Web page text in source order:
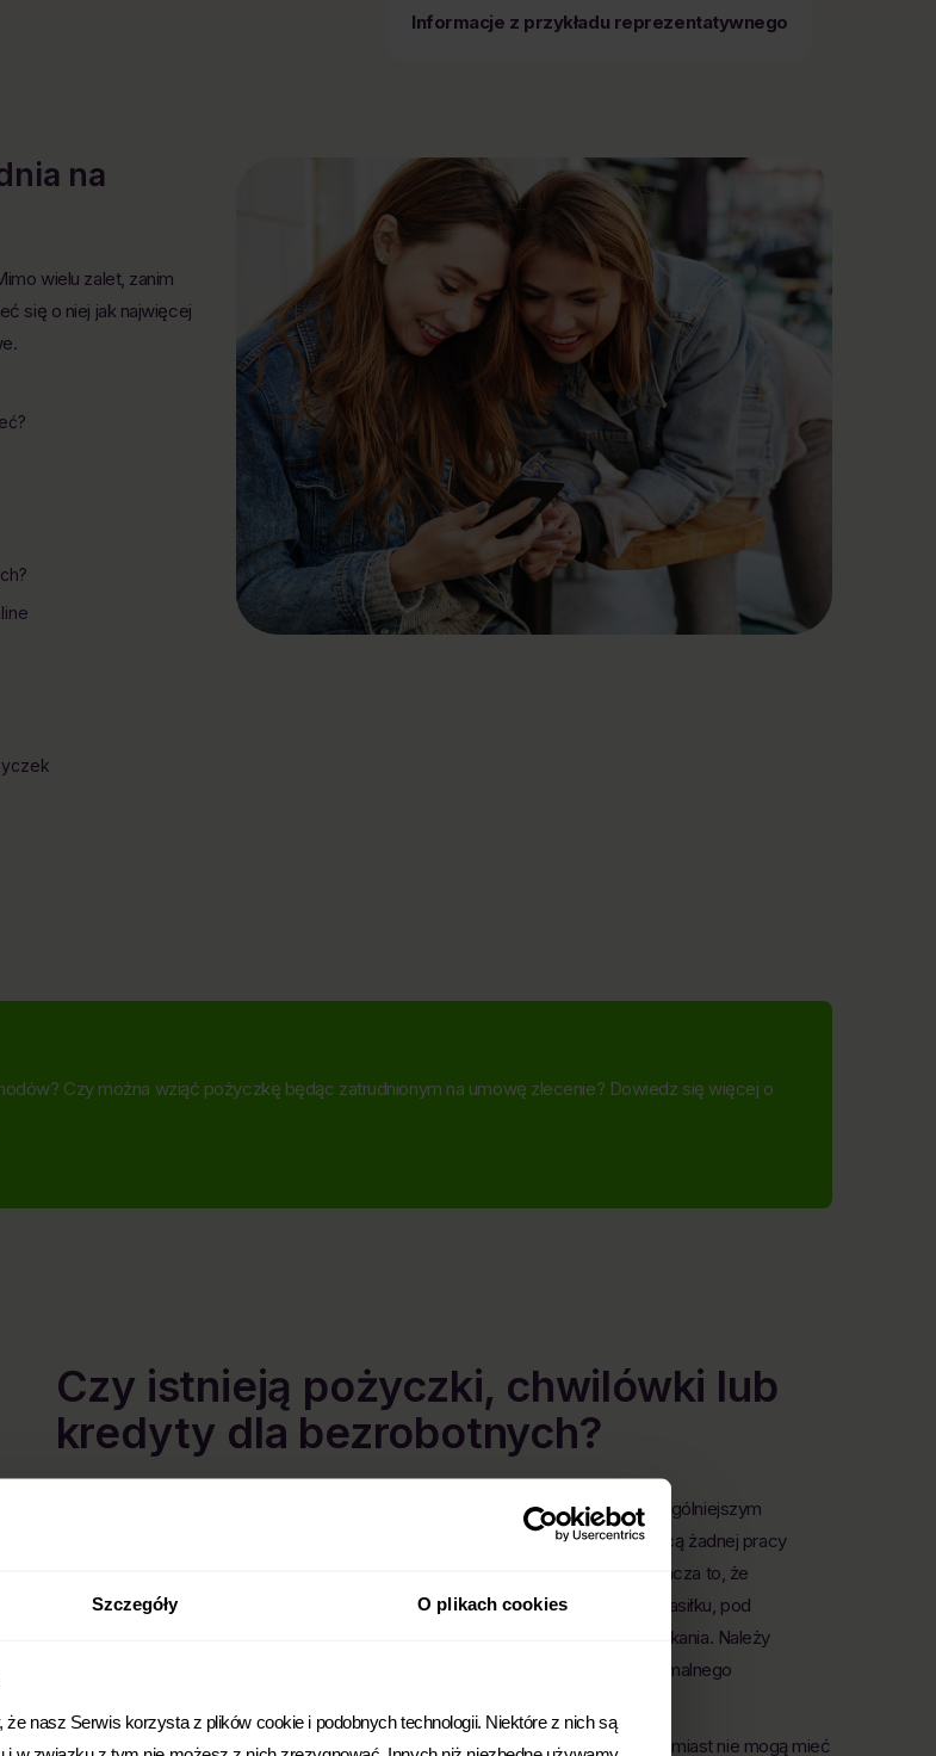
Szczegóły O plikach cookies
nasz Serwis korzysta z plików cookie i podobnych technologii. Niektóre z nich są
Informacje z przykładu reprezentatywnego
na
wielu zalet, zanim
się o niej jak najwięcej
Czy można wziąć pożyczkę będąc zatrudnionym na umowę zlecenie? Dowiedz się więcej o
Czy istnieją pożyczki, chwilówki lub
kredyty dla bezrobotnych?
Pojęcie bezrobocia nie zawsze jest tożsame z pojęciem braku dochodu. W najogólniejszym
rozumieniu osobę bezrobotną definiujemy jako niezatrudnioną oraz niewykonującą żadnej pracy
zarobkowej, zdolną przy tym do podjęcia zatrudnienia w pełnym wymiarze. Oznacza to, że
bezrobotny nie może mieć dochodów, ale może mieć przychód np. w postaci zasiłku, pod
warunkiem zarejestrowania w urzędzie pracy, lub przykładowo z wynajmu mieszkania. Należy
wówczas pamiętać, że kwota przychodu nie może być wyższa niż połowa minimalnego
Drugą grupę osób bez zatrudnienia stanowią ci, którzy nie mają stałej pracy, natomiast nie mogą mieć